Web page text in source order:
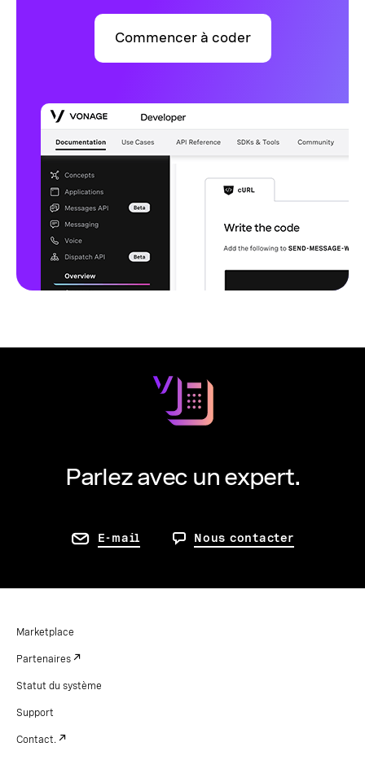
Commencer à coder
Parlez avec un expert.
E-mail Nous contacter
Marketplace
Partenaires
Statut du système
Support
Contact.